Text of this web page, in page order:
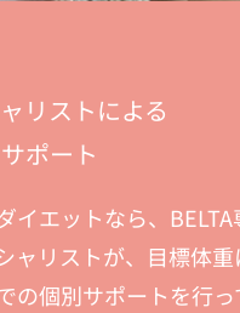
リストによる
ポート
イエットなら、
ャリストが、目標体
の個別サポートを行っ